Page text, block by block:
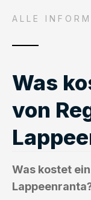
ALLE
Was
von
Was kostet